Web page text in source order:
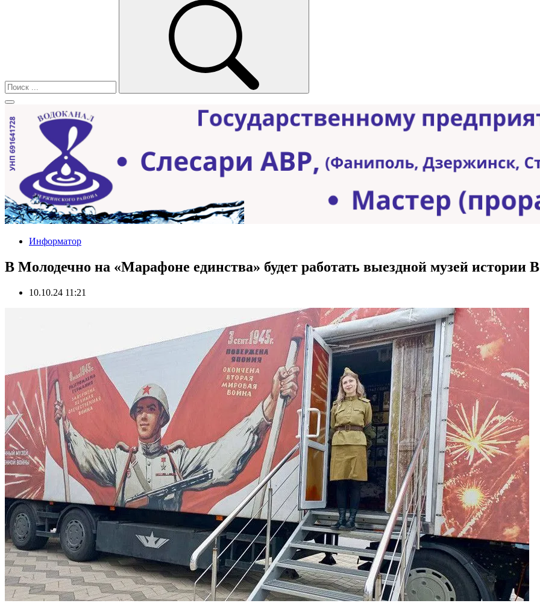
Информатор
В Молодечно на «Марафоне единства» будет работать выездной музей истории
10.10.24 11:21